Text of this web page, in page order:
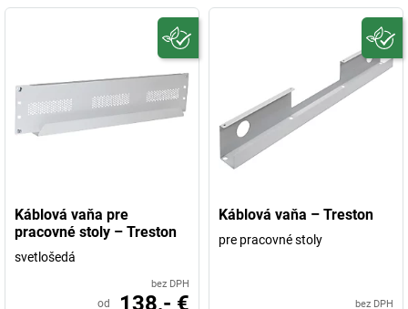
Káblová vaňa pre
pracovné stoly – Treston
svetlošedá
bez DPH
od 138,- €
Káblová vaňa – Treston
pre pracovné stoly
bez DPH